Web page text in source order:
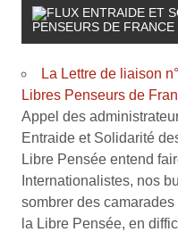
ENTRAIDE ET
PENSEURS DE FRANCE
La Lettre de liaison
Libres Penseurs de
Appel des
Entraide et Solidarité
Libre Pensée entend
Internationalistes, nos
sombrer des
la Libre Pensée, en